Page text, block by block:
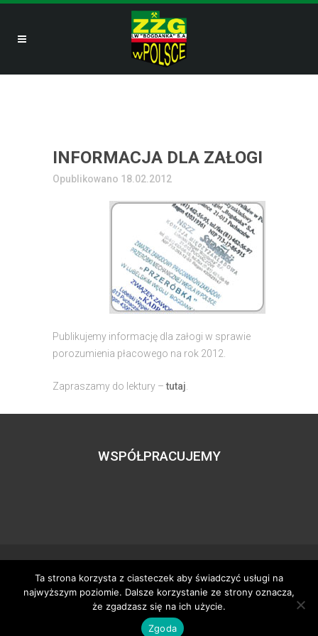
INFORMACJA DLA ZAŁOGI
Opublikowano 18.02.2012
Publikujemy informację dla załogi w sprawie
porozumienia płacowego na rok 2012.
Zapraszamy do lektury –tutaj
WSPÓŁPRACUJEMY
Wszystkie prawa zastrzeżone – zzgbogdanka.pl
Dostosowanie:Tworzenie stron www– H5studio.pl
Ta strona korzysta z ciasteczek aby świadczyć usługi na
najwyższym poziomie. Dalsze korzystanie ze strony oznacza,
że zgadzasz się na ich użycie.
Zgoda